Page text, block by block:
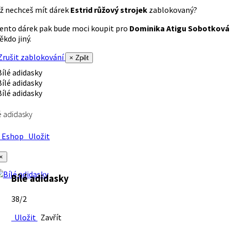
nechceš mít dárek Estrid růžový strojek zablokovaný?
dárek pak bude moci koupit pro Dominika Atigu Sobotková
jiný.
zablokování
× Zpět
adidasky
Uložit
Bílé adidasky
38/2
Uložit Zavřít